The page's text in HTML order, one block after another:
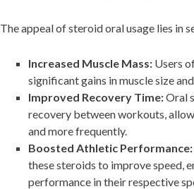
The appeal of steroid oral usage lies in
Increased Muscle Mass: Users
significant gains in muscle size
Improved Recovery Time:Oral
recovery between workouts,
and more frequently.
Boosted Athletic Performance:
these steroids to improve speed,
performance in their respective